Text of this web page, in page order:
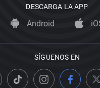
DESCARGA LA APP
Android
SÍGUENOS EN